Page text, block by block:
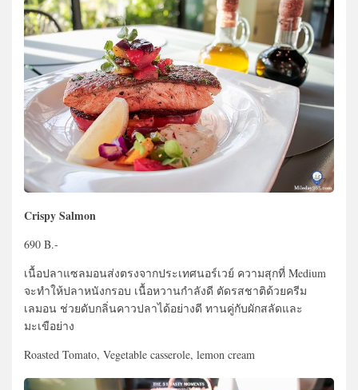
Crispy Salmon
690 B.-
เนื้อปลาแซลมอนส่งตรงจากประเทศนอร์เวย์ ความสุกที่ Medium
จะทำให้ปลาหนังกรอบ เนื้อหวานกำลังดี ตัดรสชาติด้วยครีม
เลมอน ช่วยดับกลิ่นคาวปลาได้อย่างดี ทานคู่กับผักสลัดและ
มะเขือย่าง
Roasted Tomato, Vegetable casserole, lemon cream